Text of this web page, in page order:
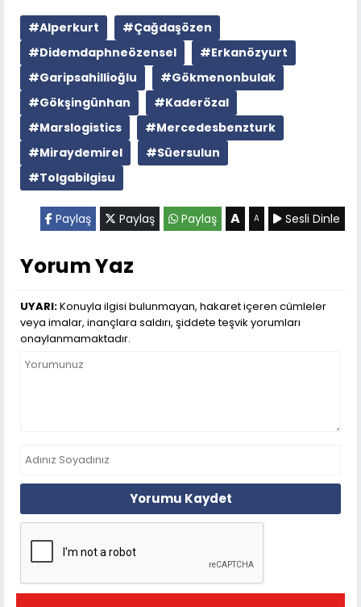
#Alperkurt
#Çağdaşözen
#Didemdaphneözensel
#Erkanözyurt
#Garipsahillioğlu
#Gökmenonbulak
#Gökşingünhan
#Kaderözal
#Marslogistics
#Mercedesbenzturk
#Miraydemirel
#Süersulun
#Tolgabilgisu
Paylaş Paylaş Paylaş A A Sesli Dinle
Yorum Yaz
UYARI:Konuyla ilgisi bulunmayan, hakaret içeren cümleler
veya imalar, inançlara saldırı, şiddete teşvik yorumları
onaylanmamaktadır.
Yorumu Kaydet